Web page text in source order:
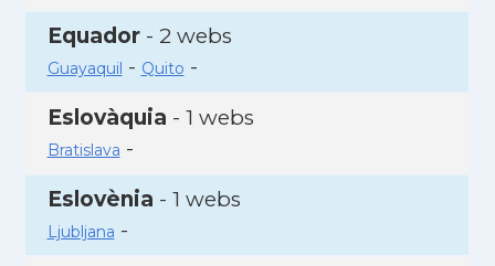
Equador- 2 webs
Guayaquil - Quito -
Eslovàquia - 1 webs
Bratislava -
Eslovènia - 1 webs
Ljubljana -